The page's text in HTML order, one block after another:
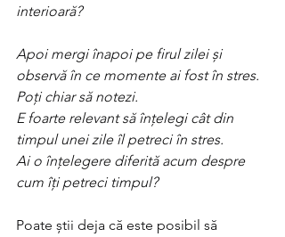
interioară?
Apoi mergi înapoi pe firul zilei și
observă în ce momente ai fost în stres.
Poți chiar să notezi.
E foarte relevant să înțelegi cât din
timpul unei zile îl petreci în stres.
Ai o înțelegere diferită acum despre
cum îți petreci timpul?
Poate știi deja că este posibil să